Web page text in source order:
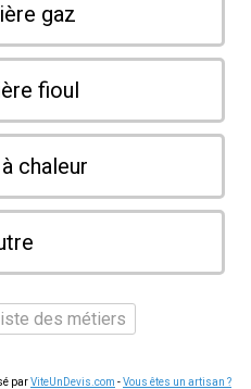
gaz
fioul
chaleur
des métiers
parViteUnDevis.com -Vous êtes un artisan ?